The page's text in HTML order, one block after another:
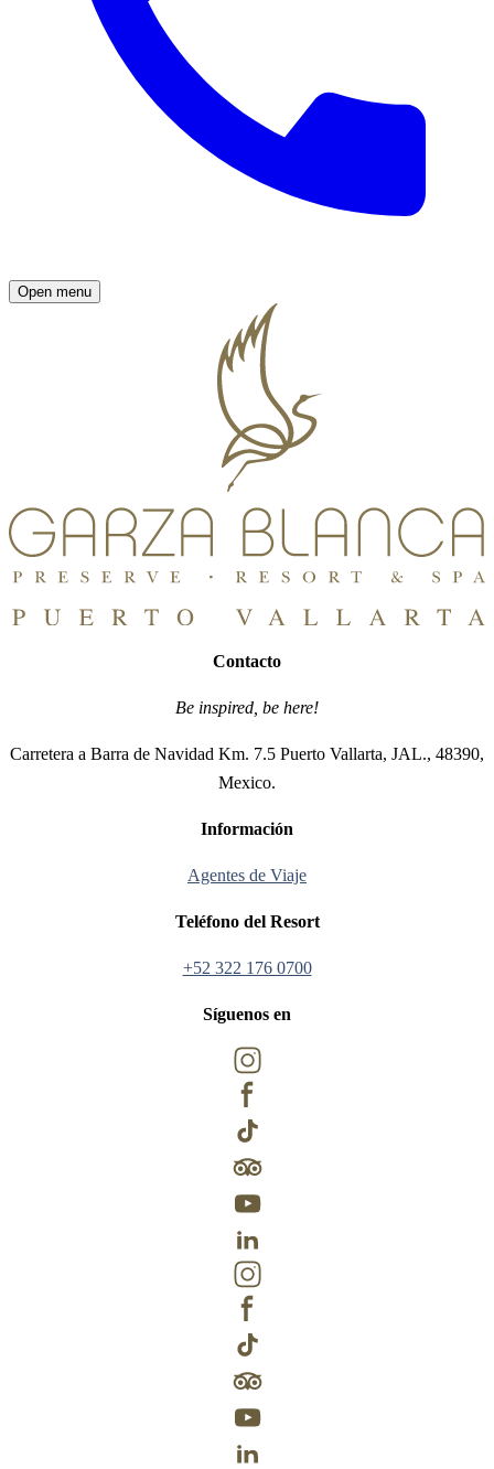
Open menu
Contacto
Be inspired, be here!
Carretera a Barra de Navidad Km. 7.5 Puerto Vallarta, JAL., 48390,
Mexico.
Información
Agentes de Viaje
Teléfono del Resort
+52 322 176 0700
Síguenos en